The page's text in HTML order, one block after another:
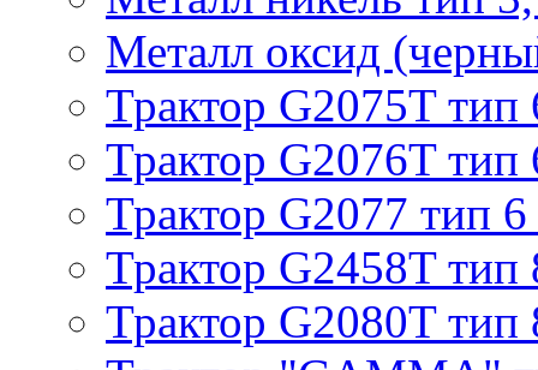
Металл оксид
Трактор G2075T тип
Трактор G2076T тип
Трактор G2077 тип 6
Трактор G2458T тип
Трактор G2080T тип